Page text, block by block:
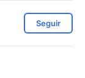
Seguir